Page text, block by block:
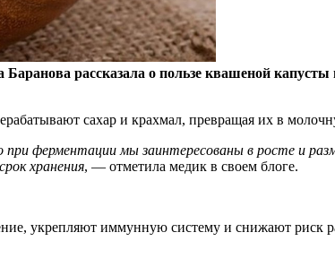
рассказала о пользе квашеной
сахар и крахмал, превращая их в
ферментации мы заинтересованы в росте и
хранения, — отметила медик в своем блоге.
укрепляют иммунную систему и снижают риск